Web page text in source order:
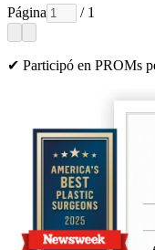
Página / 1
✔ Participó en PROMs